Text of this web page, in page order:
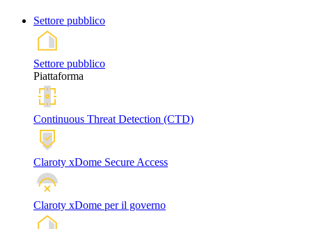
Settore pubblico
Settore pubblico
Piattaforma
Continuous Threat Detection (CTD)
Claroty xDome Secure Access
Claroty xDome per il governo